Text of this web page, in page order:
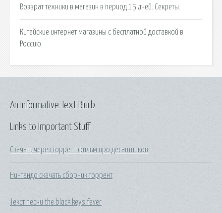
Возврат техники в магазин в период 15 дней. Секреты.
Китайские интернет магазины с бесплатной доставкой в
Россию.
Links to Important Stuff
Скачать через торрент фильм про десантников
Нинтендо скачать сборник торрент
Текст песни the black keys fever
An Informative Text Blurb